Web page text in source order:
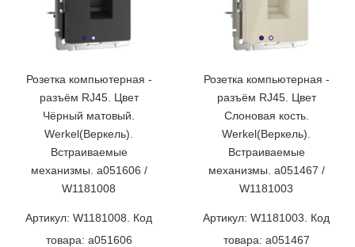
Розетка компьютерная -
разъём RJ45. Цвет
Чёрный матовый.
Werkel(Веркель).
Встраиваемые
механизмы. a051606 /
W1181008
Артикул: W1181008. Код
товара: a051606
Розетка компьютерная -
разъём RJ45. Цвет
Слоновая кость.
Werkel(Веркель).
Встраиваемые
механизмы. a051467 /
W1181003
Артикул: W1181003. Код
товара: a051467